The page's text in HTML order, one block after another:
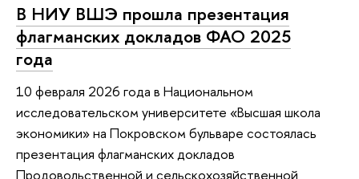
В НИУ ВШЭ прошла презентация
флагманских докладов ФАО 2025
года
10 февраля 2026 года в Национальном
исследовательском университете «Высшая школа
экономики» на Покровском бульваре состоялась
презентация флагманских докладов
Продовольственной и сельскохозяйственной